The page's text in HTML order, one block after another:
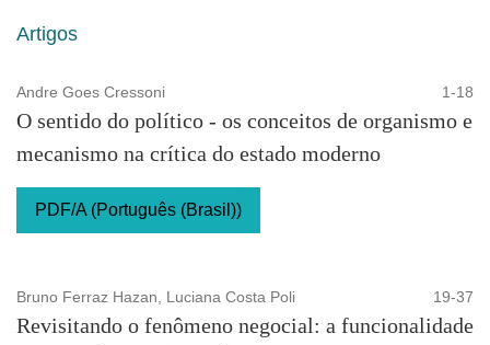
Artigos
Andre Goes Cressoni 1-18
O sentido do político - os conceitos de organismo e
mecanismo na crítica do estado moderno
PDF/A (Português (Brasil))
Bruno Ferraz Hazan, Luciana Costa Poli 19-37
Revisitando o fenômeno negocial: a funcionalidade